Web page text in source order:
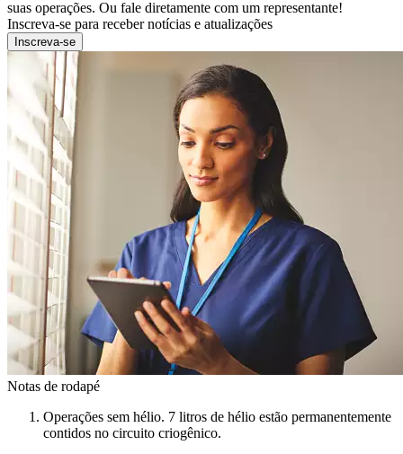
suas operações. Ou fale diretamente com um representante!
Inscreva-se para receber notícias e atualizações
Inscreva-se
Notas de rodapé
Operações sem hélio. 7 litros de hélio estão permanentemente
contidos no circuito criogênico.